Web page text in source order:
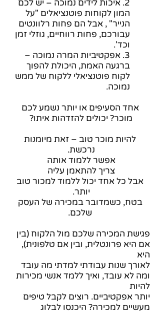
2. איכות לידים נמוכה – יש לכם
המון לקוחות פוטנציאלים "על
הנייר" , אבל הם פחות רלוונטים
עבורכם, פחות רווחיים, גוזלי זמן
וכד'.
3. אפקטיביות המרה נמוכה –
ברגעה האמת, היכולת להפוך
לקוח פוטנציאלי ללקוח של ממש
נמוכה.
אחד הסעיפים או יותר נשמע לכם
מוכר? יכולים להזדהות איתו?
להיות מוכר טוב – זאת מיומנות
נרכשת.
אפשר ללמוד אותה
צריך להתאמן עליה
אבל כל אחד יכול ללמוד למכור טוב
יותר.
בטח, כשמדובר במכירה של העסק
שלכם.
פגישת המכירה שלכם מול הלקוח (בין
אם היא פרונטלית, ובין אם טלפונית),
היא
לאורך שנות עבודתי למדתי מה עובד
ומה לא עובד, ואיך ללמד אנשי מכירות
להיות
יותר אפקטיביים. רוצים לקבל טיפים
מעשיים למכירה? היכנסו לבלוג